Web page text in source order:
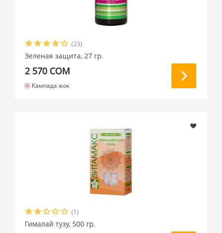
(23)
Зеленая защита, 27 гр.
2 570 СОМ
Кампада жок
(1)
Гималай тузу, 500 гр.